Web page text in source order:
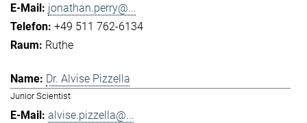
jonathan.perry@...
+49 511 762-6134
Ruthe
Dr. Alvise Pizzella
Junior Scientist
alvise.pizzella@...